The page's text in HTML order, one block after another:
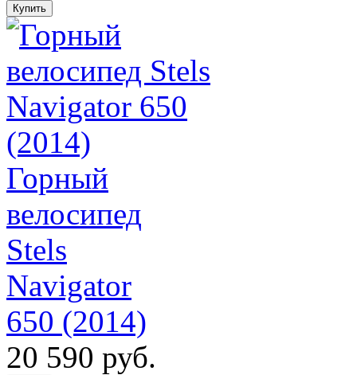
Горный
велосипед
Stels
Navigator
650 (2014)
20 590 руб.